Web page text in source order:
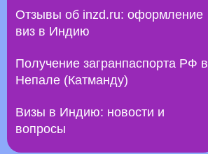
Отзывы об inzd.ru: оформление
виз в Индию
Получение загранпаспорта РФ в
Непале (Катманду)
Визы в Индию: новости и
вопросы